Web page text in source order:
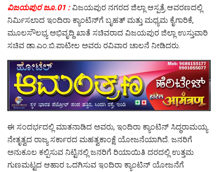
ವಿಜಯಪುರ ಜೂ.01 : ವಿಜಯಪುರ ನಗರದ ಜಿಲ್ಲಾ ಆಸ್ಪತ್ರೆ ಆವರಣದಲ್ಲಿ
ನಿರ್ಮಿಸಲಾದ ಇಂದಿರಾ ಕ್ಯಾಂಟಿನ್‍ಗೆ ಬೃಹತ್ ಮತ್ತು ಮಧ್ಯಮ ಕೈಗಾರಿಕೆ,
ಮೂಲಸೌಲಭ್ಯ ಅಭಿವೃದ್ದಿ ಖಾತೆ ಸಚಿವರಾದ ವಿಜಯಪುರ ಜಿಲ್ಲಾ ಉಸ್ತುವಾರಿ
ಸಚಿವ ಡಾ.ಎಂ.ಬಿ.ಪಾಟೀಲ ಅವರು ರವಿವಾರ ಚಾಲನೆ ನೀಡಿದರು.
ಈ ಸಂದರ್ಭದಲ್ಲಿ ಮಾತನಾಡಿದ ಅವರು, ಇಂದಿರಾ ಕ್ಯಾಂಟಿನ್ ಸಿದ್ಧರಾಮಯ್ಯ
ನೇತೃತ್ವದ ರಾಜ್ಯ ಸರ್ಕಾರದ ಮಹತ್ವಕಾಂಕ್ಷೆ ಯೋಜನೆಯಾಗಿದೆ. ಜನರಿಗೆ
ಅನುಕೂಲ ಕಲ್ಪಿಸುವ ನಿಟ್ಟಿನಲ್ಲಿ ಜನರಿಗೆ ರಿಯಾಯಿತಿ ದರದಲ್ಲಿ ಉತ್ತಮ
ಗುಣಮಟ್ಟದ ಆಹಾರ ಒದಗಿಸುವ ಇಂದಿರಾ ಕ್ಯಾಂಟಿನ್ ಯೋಜನೆಗೆ